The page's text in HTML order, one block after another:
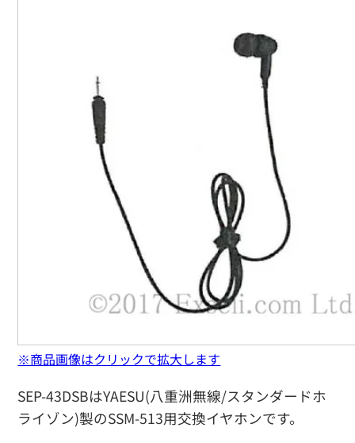
SEP-43DSBはYAESU(八重洲無線/スタンダードホ
ライゾン)製のSSM-513用交換イヤホンです。
※商品画像はクリックで拡大します